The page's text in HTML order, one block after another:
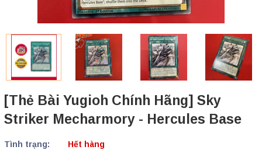
[Thẻ Bài Yugioh Chính Hãng] Sky
Striker Mecharmory - Hercules Base
Tình trạng:
Hết hàng